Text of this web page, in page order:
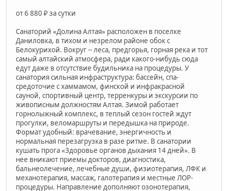
от 6 880 ₽ за сутки
Санаторий «Долина Алтая» расположен в поселке
Даниловка, в тихом и незрелом районе обок с
Белокурихой. Вокруг -- леса, предгорья, горная река и тот
самый алтайский атмосфера, ради какого-нибудь сюда
едут даже в отсутствие будильника на процедуры. У
санатория сильная инфраструктура: бассейн, спа-
средоточие с хаммамом, финской и инфракрасной
сауной, спортивный центр, терренкуры и экскурсии по
живописным должностям Алтая. Зимой работает
горнолыжный комплекс, в теплый сезон гостей ждут
прогулки, веломаршруты и передышка на природе.
Формат удобный: врачевание, энергичность и
нормальная перезагрузка в разе ритме. В санатории
кушать прога «Здоровье органов дыхания 14 дней». В
нее вникают приемы докторов, диагностика,
бальнеолечение, лечебные души, физиотерапия, ЛФК и
механотерапия, массаж, галотерапия и местные ЛОР-
процедуры. Направление дополняют озонотерапия,